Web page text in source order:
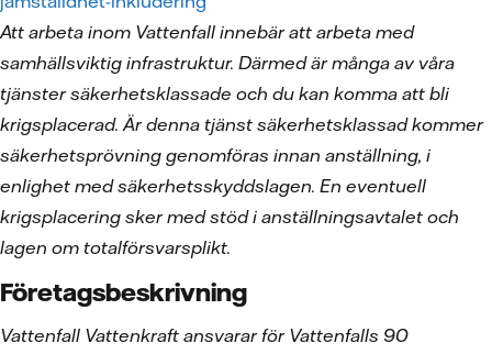
Att arbeta inom Vattenfall innebär att arbeta med
samhällsviktig infrastruktur. Därmed är många av våra
tjänster säkerhetsklassade och du kan komma att bli
krigsplacerad. Är denna tjänst säkerhetsklassad kommer
säkerhetsprövning genomföras innan anställning, i
enlighet med säkerhetsskyddslagen. En eventuell
krigsplacering sker med stöd i anställningsavtalet och
lagen om totalförsvarsplikt.
Företagsbeskrivning
Vattenfall Vattenkraft ansvarar för Vattenfalls 90